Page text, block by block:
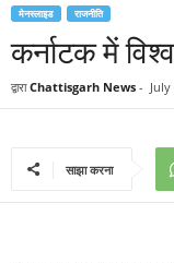
मेनस्लाइड राजनीति
कर्नाटक में
द्वारा Chattisgarh News -
साझा करना